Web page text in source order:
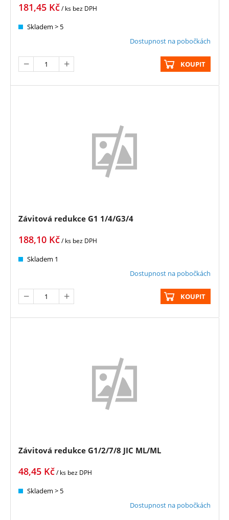
181,45 Kč/ ks bez DPH
Skladem > 5
Dostupnost na pobočkách
KOUPIT
Závitová redukce G1 1/4/G3/4
188,10 Kč/ ks bez DPH
Skladem 1
Dostupnost na pobočkách
KOUPIT
Závitová redukce G1/2/7/8 JIC ML/ML
48,45 Kč/ ks bez DPH
Skladem > 5
Dostupnost na pobočkách